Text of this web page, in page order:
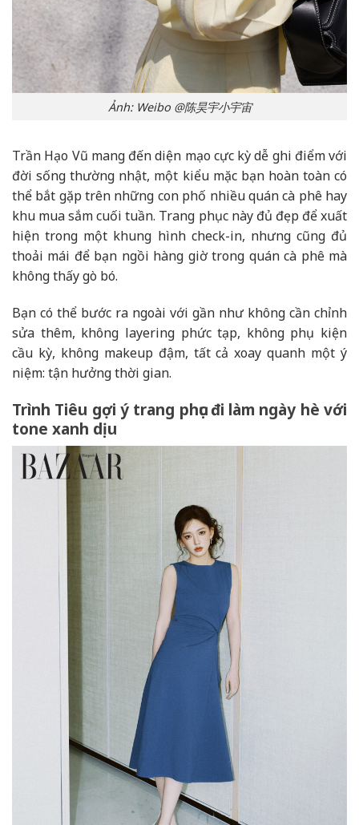
Ảnh: Weibo @陈昊宇小宇宙
Trần Hạo Vũ mang đến diện mạo cực kỳ dễ ghi điểm với
đời sống thường nhật, một kiểu mặc bạn hoàn toàn có
thể bắt gặp trên những con phố nhiều quán cà phê hay
khu mua sắm cuối tuần. Trang phục này đủ đẹp để xuất
hiện trong một khung hình check-in, nhưng cũng đủ
thoải mái để bạn ngồi hàng giờ trong quán cà phê mà
không thấy gò bó.
Bạn có thể bước ra ngoài với gần như không cần chỉnh
sửa thêm, không layering phức tạp, không phụ kiện
cầu kỳ, không makeup đậm, tất cả xoay quanh một ý
niệm: tận hưởng thời gian.
Trình Tiêu gợi ý trang phục đi làm ngày hè với
tone xanh dịu